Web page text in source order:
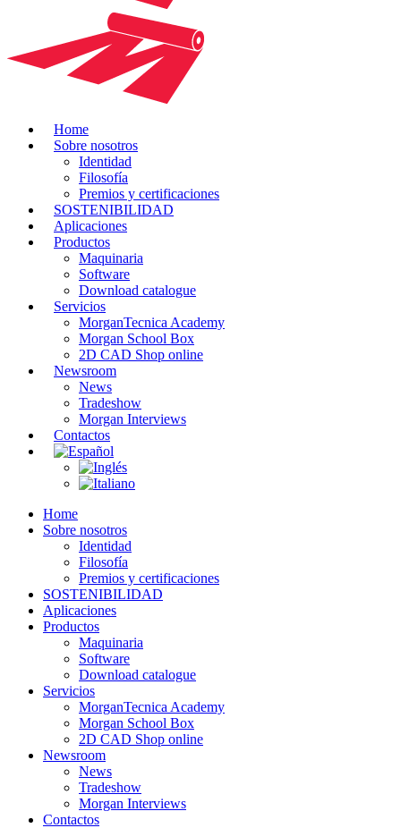
Home
Sobre nosotros
Identidad
Filosofía
Premios y certificaciones
SOSTENIBILIDAD
Aplicaciones
Productos
Maquinaria
Software
Download catalogue
Servicios
MorganTecnica Academy
Morgan School Box
2D CAD Shop online
Newsroom
News
Tradeshow
Morgan Interviews
Contactos
Home
Sobre nosotros
Identidad
Filosofía
Premios y certificaciones
SOSTENIBILIDAD
Aplicaciones
Productos
Maquinaria
Software
Download catalogue
Servicios
MorganTecnica Academy
Morgan School Box
2D CAD Shop online
Newsroom
News
Tradeshow
Morgan Interviews
Contactos